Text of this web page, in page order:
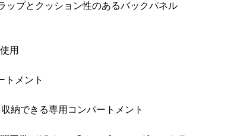
ップとクッション性のあるバックパネル
用
トメント
納できる専用コンパートメント